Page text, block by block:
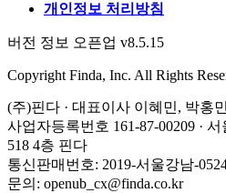
개인정보 처리방침
버전 정보 오픈업 v8.5.15
Copyright Finda, Inc. All Rights
(주)핀다 · 대표이사 이혜민, 박홍민
사업자등록번호 161-87-00209 ·
518 4층 핀다
통신판매번호: 2019-서울강남-
문의: openub_cx@finda.co.kr